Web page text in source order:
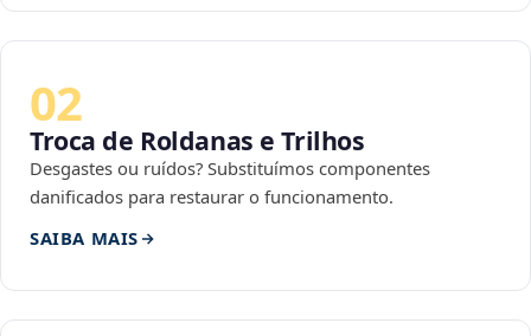
02
Troca de Roldanas e Trilhos
Desgastes ou ruídos? Substituímos componentes
danificados para restaurar o funcionamento.
SAIBA MAIS